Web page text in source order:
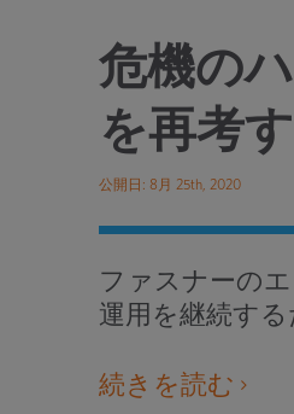
危機の
を再考
公開日: 8月 25th, 2020
ファスナーの
運用を継続す
続きを読む 外